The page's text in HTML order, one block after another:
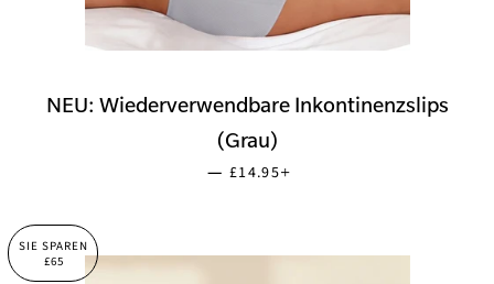
NEU: Wiederverwendbare Inkontinenzslips
(Grau)
— NORMALER PREIS
£14.95
SIE SPAREN
£65